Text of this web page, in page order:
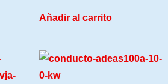
Añadir al carrito